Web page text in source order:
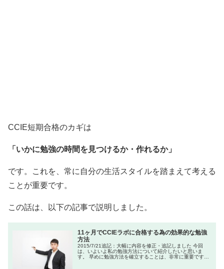
CCIE短期合格のカギは
「いかに勉強の時間を見つけるか・作れるか」
です。これを、常に自分の生活スタイルを踏まえて考える
ことが重要です。
この話は、以下の記事で説明しました。
11ヶ月でCCIEラボに合格する為の効果的な勉強
方法
2015/7/21追記：大幅に内容を修正・追記しました 今回
は、いよいよ私の勉強方法について紹介したいと思いま
す。 早めに勉強方法を確立することは、非常に重要です。